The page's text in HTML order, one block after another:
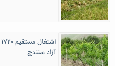
آزاد سنندج